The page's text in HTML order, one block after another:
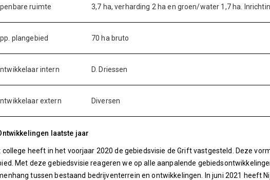
ruimte 3,7 ha, verharding 2 ha en groen/water 1,7 ha.
plangebied 70 ha bruto
intern D. Driessen
extern Diversen
laatste jaar
college heeft in het voorjaar 2020 de gebiedsvisie de Grift vastgesteld. Deze
Met deze gebiedsvisie reageren we op alle aanpalende
tussen bestaand bedrijventerrein en ontwikkelingen. In juni 2021 heeft